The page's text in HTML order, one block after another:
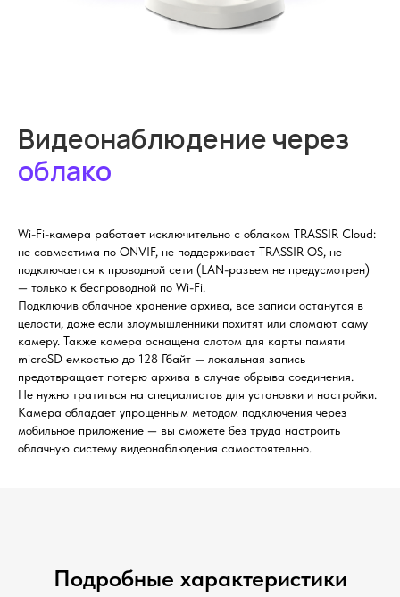
Видеонаблюдение через
облако
Wi-Fi-камера работает исключительно с облаком TRASSIR Cloud:
не совместима по ONVIF, не поддерживает TRASSIR OS, не
подключается к проводной сети (LAN-разъем не предусмотрен)
— только к беспроводной по Wi-Fi.
Подключив облачное хранение архива, все записи останутся в
целости, даже если злоумышленники похитят или сломают саму
камеру. Также камера оснащена слотом для карты памяти
microSD емкостью до 128 Гбайт — локальная запись
предотвращает потерю архива в случае обрыва соединения.
Не нужно тратиться на специалистов для установки и настройки.
Камера обладает упрощенным методом подключения через
мобильное приложение — вы сможете без труда настроить
облачную систему видеонаблюдения самостоятельно.
Подробные характеристики